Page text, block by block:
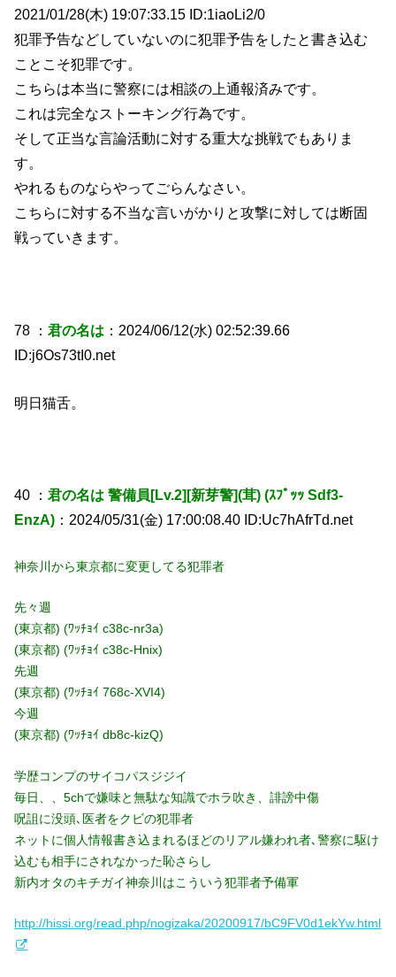
2021/01/28(木) 19:07:33.15 ID:1iaoLi2/0
犯罪予告などしていないのに犯罪予告をしたと書き込む
ことこそ犯罪です。
こちらは本当に警察には相談の上通報済みです。
これは完全なストーキング行為です。
そして正当な言論活動に対する重大な挑戦でもありま
す。
やれるものならやってごらんなさい。
こちらに対する不当な言いがかりと攻撃に対しては断固
戦っていきます。
78 ：君の名は ：2024/06/12(水) 02:52:39.66
ID:j6Os73tI0.net
明日猫舌。
40 ：君の名は 警備員[Lv.2][新芽警](茸) (ｽﾌﾟｯｯ Sdf3-
EnzA) ：2024/05/31(金) 17:00:08.40 ID:Uc7hAfrTd.net
神奈川から東京都に変更してる犯罪者
先々週
(東京都) (ﾜｯﾁｮｲ c38c-nr3a)
(東京都) (ﾜｯﾁｮｲ c38c-Hnix)
先週
(東京都) (ﾜｯﾁｮｲ 768c-XVI4)
今週
(東京都) (ﾜｯﾁｮｲ db8c-kizQ)
学歴コンプのサイコパスジジイ
毎日、、5chで嫌味と無駄な知識でホラ吹き、誹謗中傷
呪詛に没頭､医者をクビの犯罪者
ネットに個人情報書き込まれるほどのリアル嫌われ者､警察に駆け
込むも相手にされなかった恥さらし
新内オタのキチガイ神奈川はこういう犯罪者予備軍
http://hissi.org/read.php/nogizaka/20200917/bC9FV0d1ekYw.html